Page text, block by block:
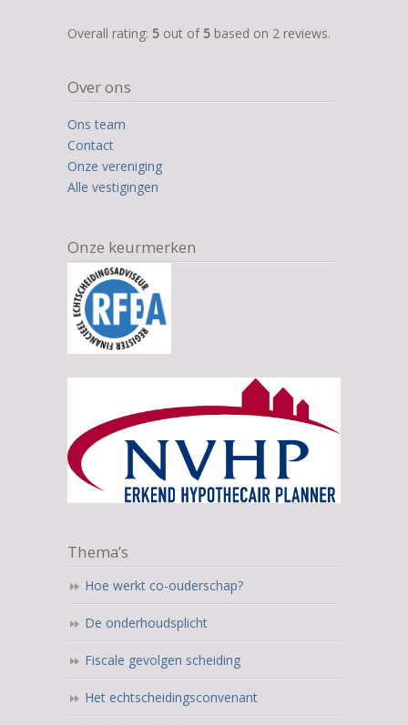
5,0
on
12.345
ratings
Overall rating: 5 out of 5 based on 2 reviews.
Over ons
Ons team
Contact
Onze vereniging
Alle vestigingen
Onze keurmerken
Thema’s
Hoe werkt co-ouderschap?
De onderhoudsplicht
Fiscale gevolgen scheiding
Het echtscheidingsconvenant